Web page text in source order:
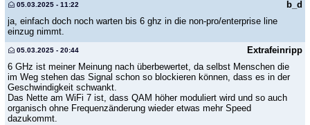
b_d
05.03.2025 - 11:22
ja, einfach doch noch warten bis 6 ghz in die non-pro/enterprise line
einzug nimmt.
Extrafeinripp
05.03.2025 - 20:44
6 GHz ist meiner Meinung nach überbewertet, da selbst Menschen die
im Weg stehen das Signal schon so blockieren können, dass es in der
Geschwindigkeit schwankt.
Das Nette am WiFi 7 ist, dass QAM höher moduliert wird und so auch
organisch ohne Frequenzänderung wieder etwas mehr Speed
dazukommt.